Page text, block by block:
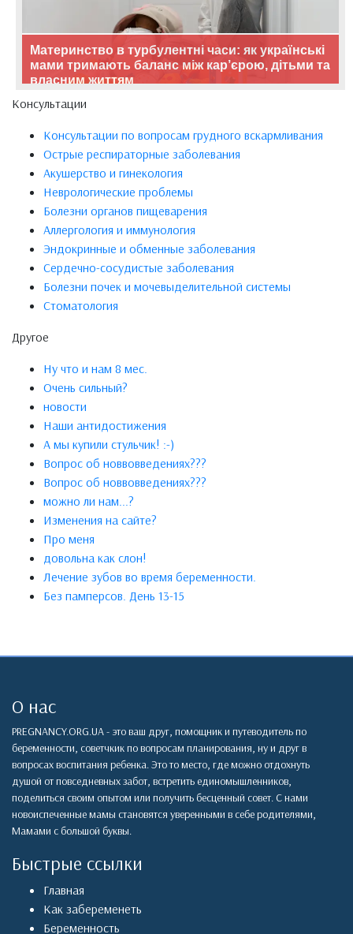
Материнство в турбулентні часи: як українські
мами тримають баланс між кар’єрою, дітьми та
власним життям
Консультации
Консультации по вопросам грудного вскармливания
Острые респираторные заболевания
Акушерство и гинекология
Неврологические проблемы
Болезни органов пищеварения
Аллергология и иммунология
Эндокринные и обменные заболевания
Сердечно-сосудистые заболевания
Болезни почек и мочевыделительной системы
Стоматология
Другое
Ну что и нам 8 мес.
Очень сильный?
новости
Наши антидостижения
А мы купили стульчик! :-)
Вопрос об новвовведениях???
Вопрос об новвовведениях???
можно ли нам...?
Изменения на сайте?
Про меня
довольна как слон!
Лечение зубов во время беременности.
Без памперсов. День 13-15
О нас
PREGNANCY.ORG.UA - это ваш друг, помощник и путеводитель по
беременности, советчкик по вопросам планирования, ну и друг в
вопросах воспитания ребенка. Это то место, где можно отдохнуть
душой от повседневных забот, встретить единомышленников,
поделиться своим опытом или получить бесценный совет. С нами
новоиспеченные мамы становятся уверенными в себе родителями,
Мамами с большой буквы.
Быстрые ссылки
Главная
Как забеременеть
Беременность